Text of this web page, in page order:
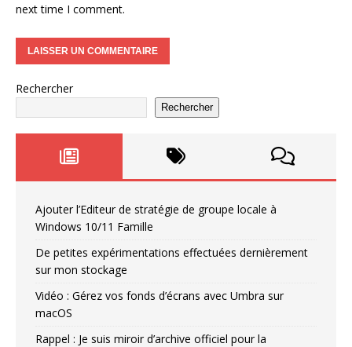
next time I comment.
Rechercher
Rechercher
Ajouter l’Editeur de stratégie de groupe locale à
Windows 10/11 Famille
De petites expérimentations effectuées dernièrement
sur mon stockage
Vidéo : Gérez vos fonds d’écrans avec Umbra sur
macOS
Rappel : Je suis miroir d’archive officiel pour la